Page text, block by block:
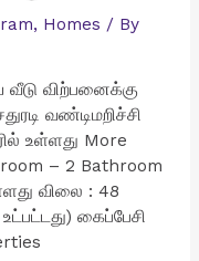
, Homes / By
வீடு விற்பனைக்கு
வண்டிமறிச்சி
உள்ளது More
– 2 Bathroom
விலை : 48
கைப்பேசி